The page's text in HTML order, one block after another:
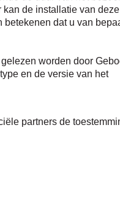
de installatie van
dat u van
worden door
en de versie van het
partners de